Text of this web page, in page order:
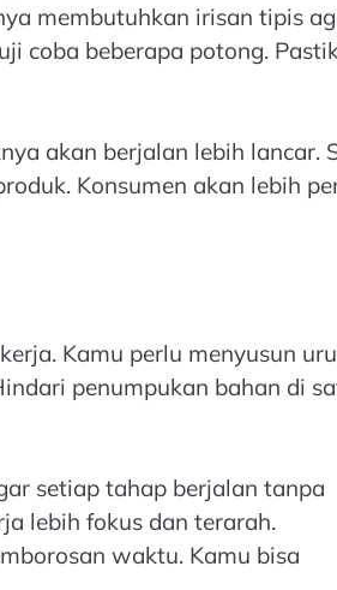
membutuhkan irisan tipis
coba beberapa potong.
akan berjalan lebih lancar.
Konsumen akan lebih
Kamu perlu menyusun
penumpukan bahan di
setiap tahap berjalan tanpa
lebih fokus dan terarah.
waktu. Kamu bisa